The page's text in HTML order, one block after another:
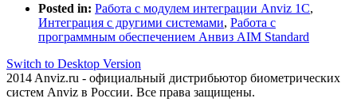
Posted in: Работа с модулем интеграции Anviz 1C,
Интеграция с другими системами, Работа с
программным обеспечением Анвиз AIM Standard
Switch to Desktop Version
2014 Anviz.ru - официальный дистрибьютор биометрических
систем Anviz в России. Все права защищены.